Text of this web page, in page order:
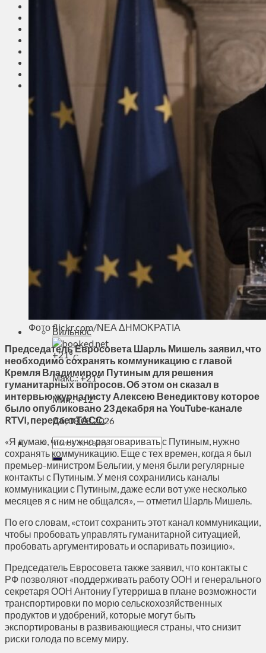
Соседи
Транспорт
Выбор читателей
Калейдоскоп
Сейм Литвы
Культура
Фоторепортаж
Туризм
ЛК рекомендует
Сеньорам
Образование
Здравоохранение
Экология
Едим дома
Ищу семью
Духовное пространство
Вильнюс
+21°C
Макс.:+21°
Мин.:+12°
Сб, 08.08.2026
Фото flickr.com/ΝΕΑ ΔΗΜΟΚΡΑΤΙΑ
Председатель Евросовета Шарль Мишель заявил, что
необходимо сохранять коммуникацию с главой
Кремля Владимиром Путиным для решения
гуманитарных вопросов. Об этом он сказал в
интервью журналисту Алексею Венедиктову которое
было опубликовано 23 декабря на YouTube-канале
RTVI, передаетТАСС.
«Я думаю, что нужно разговаривать с Путиным, нужно
сохранять коммуникацию. Еще с тех времен, когда я был
премьер-министром Бельгии, у меня были регулярные
контакты с Путиным. У меня сохранились каналы
коммуникации с Путиным, даже если вот уже несколько
месяцев я с ним не общался», — отметил Шарль Мишель.
По его словам, «стоит сохранить этот канал коммуникации,
чтобы пробовать управлять гуманитарной ситуацией,
пробовать аргументировать и оспаривать позицию».
Председатель Евросовета также заявил, что контакты с
РФ позволяют «поддерживать работу ООН и генерального
секретаря ООН Антониу Гутерриша в плане возможности
транспортировки по морю сельскохозяйственных
продуктов и удобрений, которые могут быть
экспортированы в развивающиеся страны, что снизит
риски голода по всему миру.